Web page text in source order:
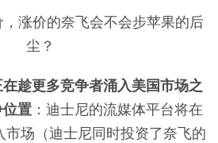
趁更多竞争者涌入美国市场之
置 ：迪士尼的流媒体平台将在
市场（迪士尼同时投资了奈飞的